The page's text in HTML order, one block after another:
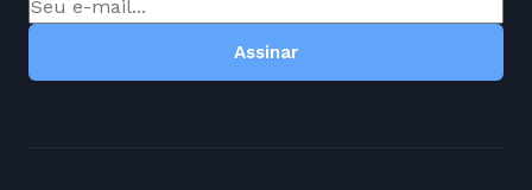
Assinar